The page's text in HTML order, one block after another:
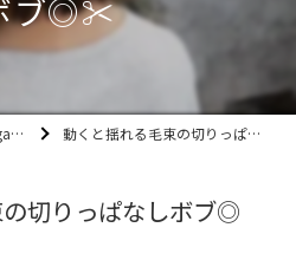
ブ◎✂️
動くと揺れる毛束の切りっぱなしボブ◎✂️
の切りっぱなしボブ◎